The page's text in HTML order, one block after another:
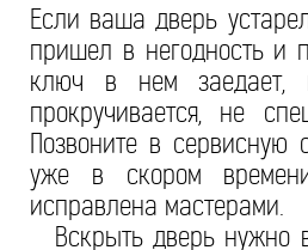
Если ваша дверь
пришел в негодность и
ключ в нем заедает,
прокручивается, не
Позвоните в сервисную
уже в скором
исправлена мастерами.
Вскрыть дверь нужно